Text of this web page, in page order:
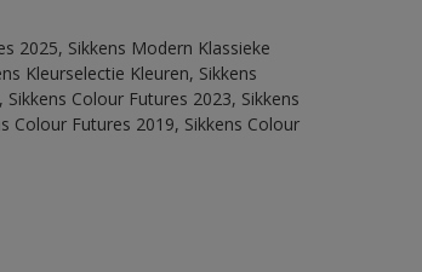
2025, Sikkens Modern Klassieke
Kleurselectie Kleuren, Sikkens
Colour Futures 2023, Sikkens
Colour Futures 2019, Sikkens Colour